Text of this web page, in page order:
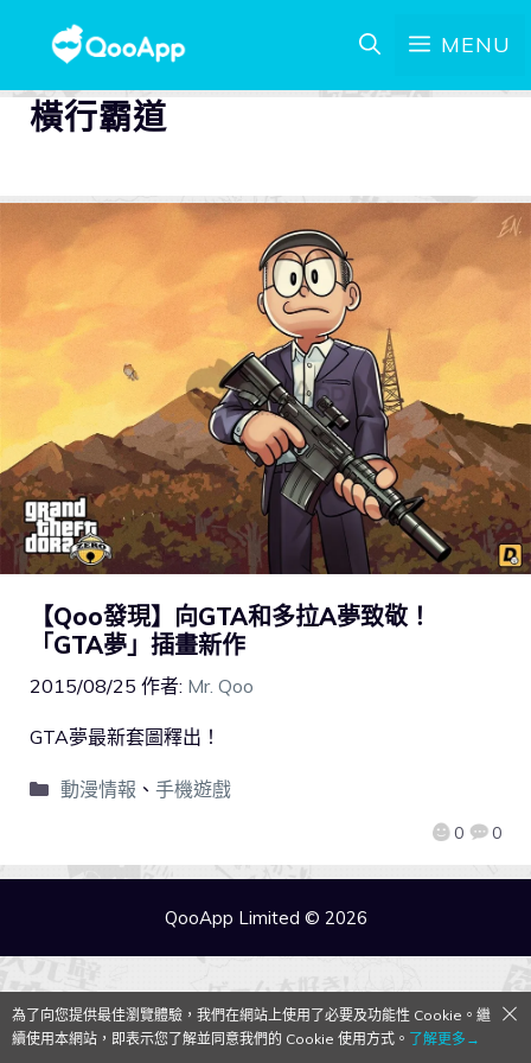
MENU
橫行霸道
【Qoo發現】向GTA和多拉A夢致敬！
「GTA夢」插畫新作
2015/08/25 作者: Mr. Qoo
0 0
GTA夢最新套圖釋出！
動漫情報 、 手機遊戲
QooApp Limited © 2026
為了向您提供最佳瀏覽體驗，我們在網站上使用了必要及功能性 Cookie。繼
續使用本網站，即表示您了解並同意我們的 Cookie 使用方式。 了解更多→